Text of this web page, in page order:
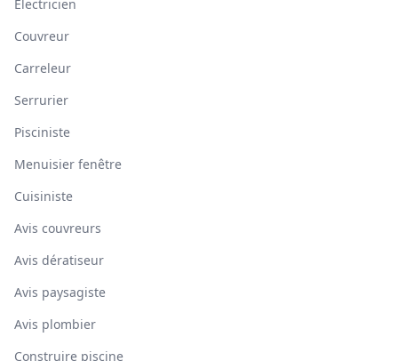
Électricien
Couvreur
Carreleur
Serrurier
Pisciniste
Menuisier fenêtre
Cuisiniste
Avis couvreurs
Avis dératiseur
Avis paysagiste
Avis plombier
Construire piscine